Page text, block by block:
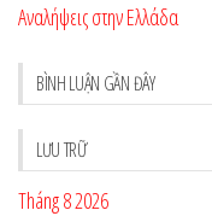
Αναλήψεις στην Ελλάδα
BÌNH LUẬN GẦN ĐÂY
LƯU TRỮ
Tháng 8 2026